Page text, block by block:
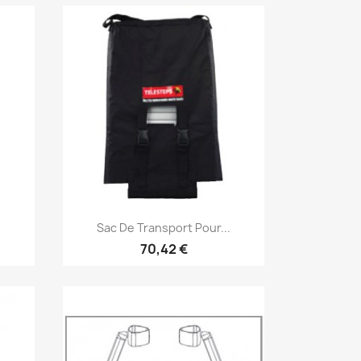
Aperçu rapide
Sac De Transport Pour...
70,42 €